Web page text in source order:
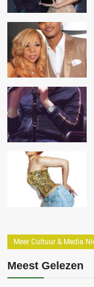
Meer Cultuur & Media
Meest Gelezen